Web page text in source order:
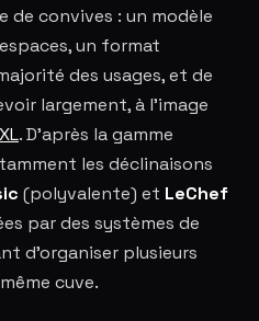
de convives : un modèle
un format
des usages, et de
largement, à l'image
. D'après la gamme
les déclinaisons
(polyvalente) et LeChef
par des systèmes de
d'organiser plusieurs
cuve.